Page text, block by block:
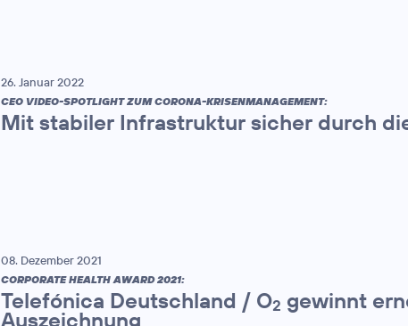
26. Januar 2022
CEO VIDEO-SPOTLIGHT ZUM CORONA-KRISENMANAGEMENT:
Mit stabiler Infrastruktur sicher durch
08. Dezember 2021
CORPORATE HEALTH AWARD 2021:
Telefónica Deutschland / O2 gewinnt
Auszeichnung